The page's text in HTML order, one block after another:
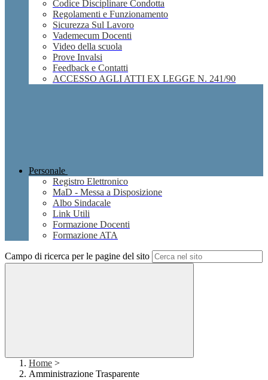
Codice Disciplinare Condotta
Regolamenti e Funzionamento
Sicurezza Sul Lavoro
Vademecum Docenti
Video della scuola
Prove Invalsi
Feedback e Contatti
ACCESSO AGLI ATTI EX LEGGE N. 241/90
Personale
Registro Elettronico
MaD - Messa a Disposizione
Albo Sindacale
Link Utili
Formazione Docenti
Formazione ATA
Campo di ricerca per le pagine del sito
Home >
Amministrazione Trasparente